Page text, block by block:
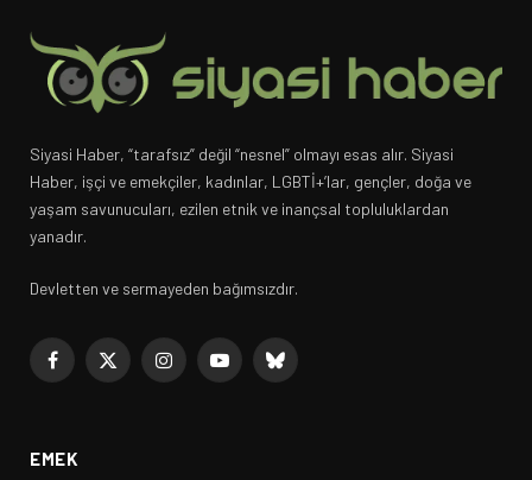
Siyasi Haber, “tarafsız” değil “nesnel” olmayı esas alır. Siyasi
Haber, işçi ve emekçiler, kadınlar, LGBTİ+’lar, gençler, doğa ve
yaşam savunucuları, ezilen etnik ve inançsal topluluklardan
yanadır.
Devletten ve sermayeden bağımsızdır.
Facebook
X
InstagramYouTubeBluesky
EMEK